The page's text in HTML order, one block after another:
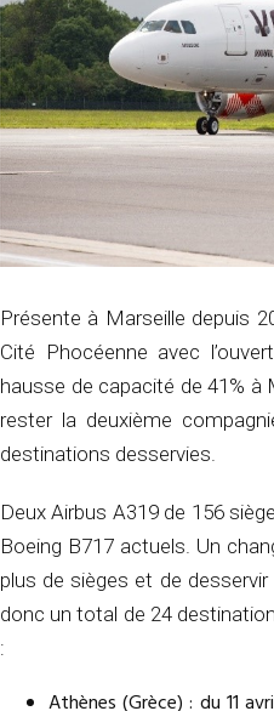
Présente à Marseille depuis
Cité Phocéenne avec
hausse de capacité de 41% à
rester la deuxième
destinations desservies.
Deux Airbus A319 de 156
Boeing B717 actuels. Un
plus de sièges et de
donc un total de 24
:
Athènes (Grèce) : du 11